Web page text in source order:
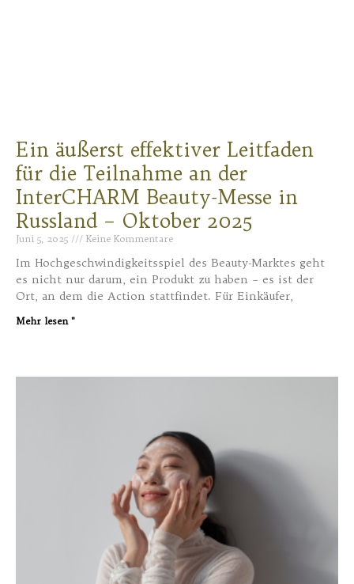
Ein äußerst effektiver Leitfaden
für die Teilnahme an der
InterCHARM Beauty-Messe in
Russland – Oktober 2025
Juni 5, 2025 Keine Kommentare
Im Hochgeschwindigkeitsspiel des Beauty-Marktes geht
es nicht nur darum, ein Produkt zu haben – es ist der
Ort, an dem die Action stattfindet. Für Einkäufer,
Mehr lesen "